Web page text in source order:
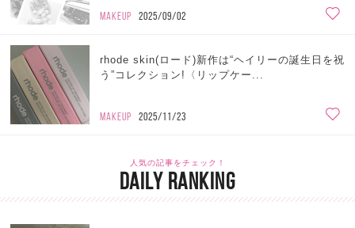
MAKEUP 2025/09/02
rhode skin(ロード)新作は“ヘイリーの誕生日を祝
う”コレクション!〈リップケー...
MAKEUP 2025/11/23
人気の記事をチェック！
DAILY RANKING